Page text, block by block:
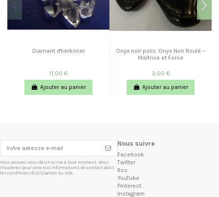
Diamant d'herkimer
11,00 €
Ajouter au panier
Onyx noir polis. Onyx Noir Roulé –
Maîtrise et Force
2,00 €
Ajouter au panier
Vous pouvez vous désinscrire à tout moment. Vous
trouverez pour cela nos informations de contact dans
les conditions d'utilisation du site.
Nous suivre
Facebook
Twitter
Rss
YouTube
Pinterest
Instagram